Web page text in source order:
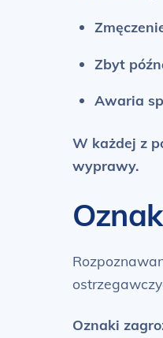
Zbyt
Awaria
W każdej z
wyprawy.
Oznaki